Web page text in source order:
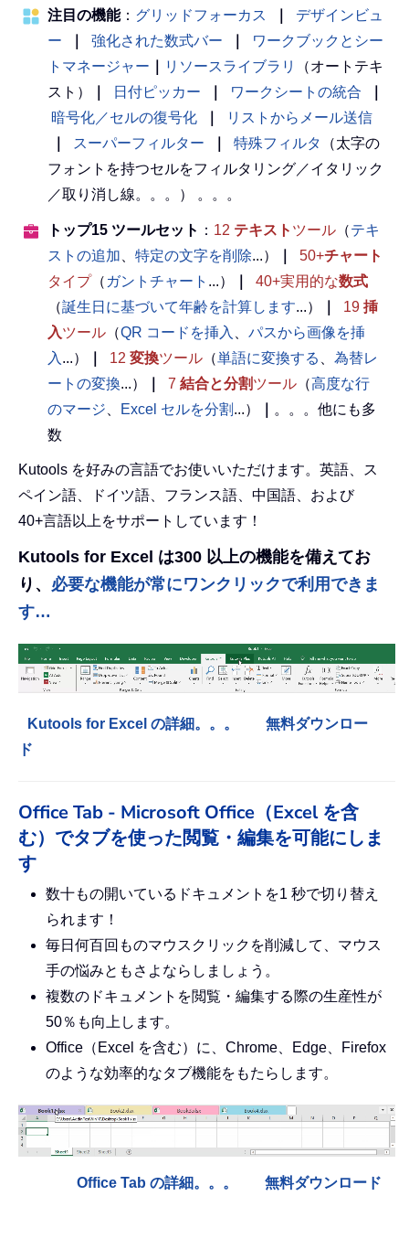
注目の機能： グリッドフォーカス
デザインビュ
ー
強化された数式バー
ワークブックとシー
トマネージャー
リソースライブラリ
（オートテキ
スト）
日付ピッカー ワークシートの統合
暗号化／セルの復号化
リストからメール送信
スーパーフィルター 特殊フィルタ
（太字の
フォントを持つセルをフィルタリング／イタリック
／取り消し線。。。） 。。。
トップ15 ツールセット ： 12 テキスト ツール （テキ
ストの追加、 特定の文字を削除...） 50+チャート
タイプ （ ガントチャート ...） 40+実用的な数式
（誕生日に基づいて年齢を計算します...） 19 挿
入ツール （QR コードを挿入 、 パスから画像を挿
入...） 12 変換ツール （単語に変換する 、 為替レ
ートの変換...） 7 結合と分割ツール （高度な行
のマージ、 Excel セルを分割 ...）
。。。他にも多
数
Kutools を好みの言語でお使いいただけます。英語、ス
ペイン語、ドイツ語、フランス語、中国語、および
40+言語以上をサポートしています！
Kutools for Excel は300 以上の機能を備えてお
り、 必要な機能が常にワンクリックで利用できま
す…
Kutools for Excel の詳細。。。
無料ダウンロー
ド
Office Tab - Microsoft Office（Excel を含
む）でタブを使った閲覧・編集を可能にしま
す
数十もの開いているドキュメントを1 秒で切り替え
られます！
毎日何百回ものマウスクリックを削減して、マウス
手の悩みともさよならしましょう。
複数のドキュメントを閲覧・編集する際の生産性が
50％も向上します。
Office（Excel を含む）に、Chrome、Edge、Firefox
のような効率的なタブ機能をもたらします。
Office Tab の詳細。。。 無料ダウンロード